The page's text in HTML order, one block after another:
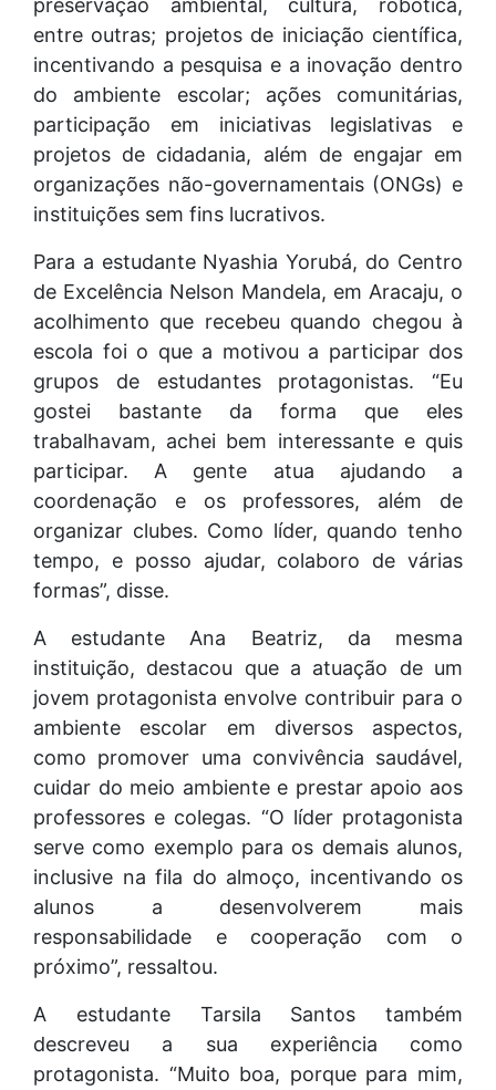
entre outras; projetos de iniciação científica,
incentivando a pesquisa e a inovação dentro
do ambiente escolar; ações comunitárias,
participação em iniciativas legislativas e
projetos de cidadania, além de engajar em
organizações não-governamentais (ONGs) e
instituições sem fins lucrativos.
Para a estudante Nyashia Yorubá, do Centro
de Excelência Nelson Mandela, em Aracaju, o
acolhimento que recebeu quando chegou à
escola foi o que a motivou a participar dos
grupos de estudantes protagonistas. “Eu
gostei bastante da forma que eles
trabalhavam, achei bem interessante e quis
participar. A gente atua ajudando a
coordenação e os professores, além de
organizar clubes. Como líder, quando tenho
tempo, e posso ajudar, colaboro de várias
formas”, disse.
A estudante Ana Beatriz, da mesma
instituição, destacou que a atuação de um
jovem protagonista envolve contribuir para o
ambiente escolar em diversos aspectos,
como promover uma convivência saudável,
cuidar do meio ambiente e prestar apoio aos
professores e colegas. “O líder protagonista
serve como exemplo para os demais alunos,
inclusive na fila do almoço, incentivando os
alunos a desenvolverem mais
responsabilidade e cooperação com o
próximo”, ressaltou.
A estudante Tarsila Santos também
descreveu a sua experiência como
protagonista. “Muito boa, porque para mim,